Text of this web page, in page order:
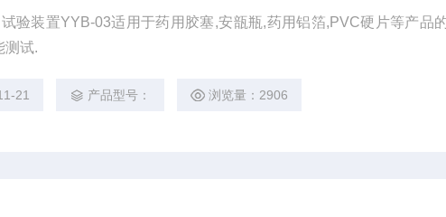
验装置YYB-03适用于药用胶塞,安瓿瓶,药用铝箔,PVC硬片等产品
测试.
21 产品型号： 浏览量：2906